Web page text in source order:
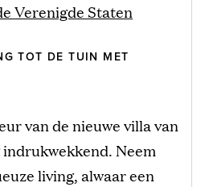
Verenigde Staten
TOT DE TUIN MET
van de nieuwe villa van
Neem
living, alwaar een